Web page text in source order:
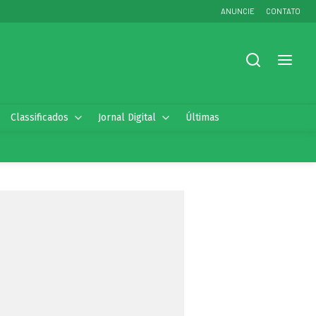
ANUNCIE CONTATO
Classificados Jornal Digital Últimas